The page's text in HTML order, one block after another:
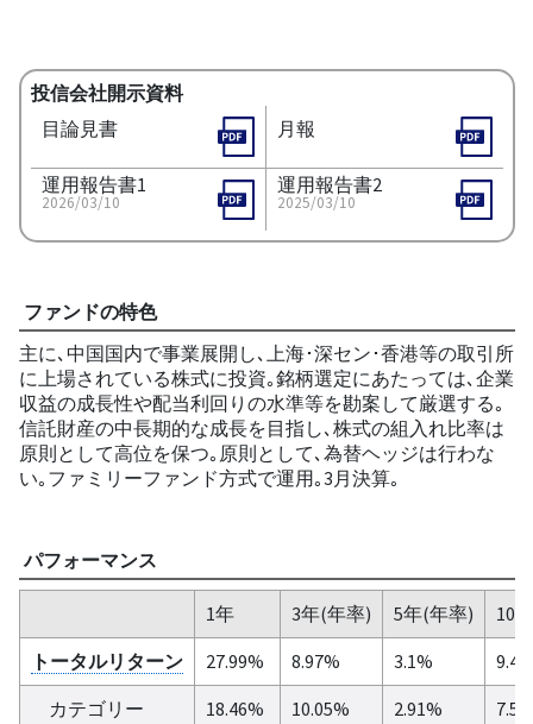
投信会社開示資料
目論見書
月報
運用報告書1
2026/03/10
運用報告書2
2025/03/10
ファンドの特色
主に､中国国内で事業展開し､上海･深セン･香港等の取引所
に上場されている株式に投資｡銘柄選定にあたっては､企業
収益の成長性や配当利回りの水準等を勘案して厳選する｡
信託財産の中長期的な成長を目指し､株式の組入れ比率は
原則として高位を保つ｡原則として､為替ヘッジは行わな
い｡ファミリーファンド方式で運用｡3月決算｡
パフォーマンス
1年 3年(年率) 5年(年率)
10
トータルリターン
27.99% 8.97% 3.1%
カテゴリー
18.46% 10.05% 2.91%